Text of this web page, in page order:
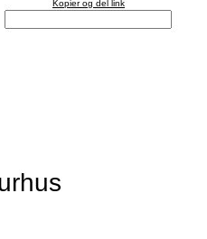
Kopier og del link